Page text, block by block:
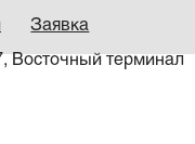
Заявка
Восточный терминал